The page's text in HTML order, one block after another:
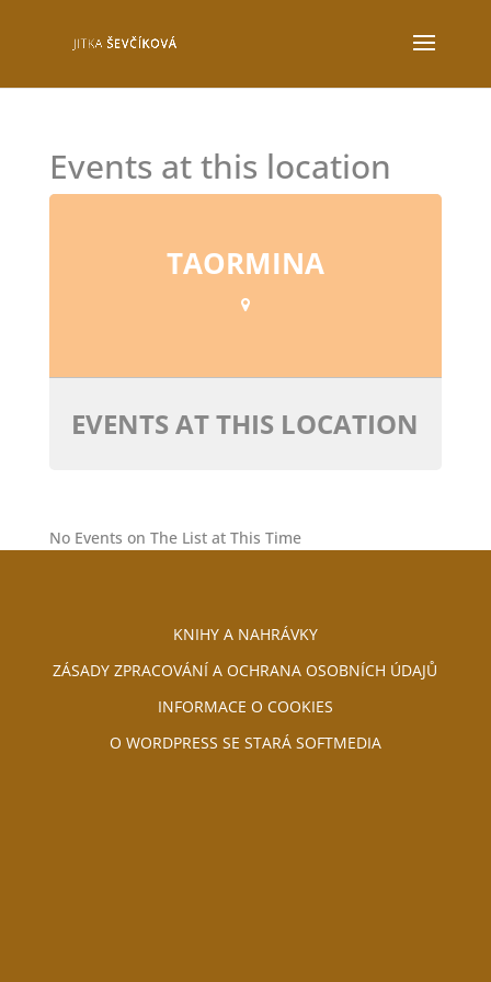
Events at this location
TAORMINA
EVENTS AT THIS LOCATION
No Events on The List at This Time
KNIHY A NAHRÁVKY
ZÁSADY ZPRACOVÁNÍ A OCHRANA OSOBNÍCH ÚDAJŮ
INFORMACE O COOKIES
O WORDPRESS SE STARÁ SOFTMEDIA